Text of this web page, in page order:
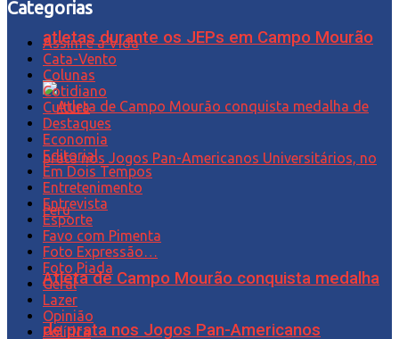
atletas durante os JEPs em Campo Mourão
Atleta de Campo Mourão conquista medalha
de prata nos Jogos Pan-Americanos
Categorias
Assim é a Vida
Cata-Vento
Colunas
Cotidiano
Cultura
Destaques
Economia
Editorial
Em Dois Tempos
Entretenimento
Entrevista
Esporte
Favo com Pimenta
Foto Expressão…
Foto Piada
Geral
Lazer
Opinião
Política